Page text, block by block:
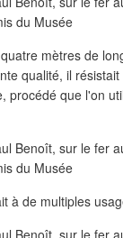
mètres de
qualité, il
procédé que l'on
à de multiples